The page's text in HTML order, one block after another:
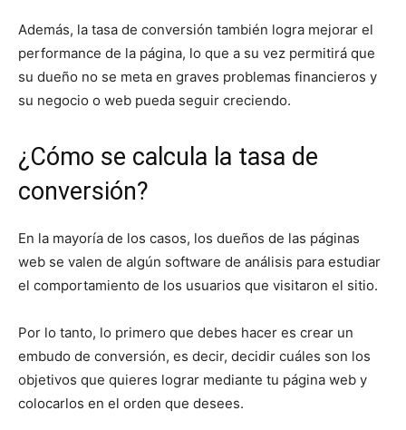
Además, la tasa de conversión también logra mejorar el
performance de la página, lo que a su vez permitirá que
su dueño no se meta en graves problemas financieros y
su negocio o web pueda seguir creciendo.
¿Cómo se calcula la tasa de
conversión?
En la mayoría de los casos, los dueños de las páginas
web se valen de algún software de análisis para estudiar
el comportamiento de los usuarios que visitaron el sitio.
Por lo tanto, lo primero que debes hacer es crear un
embudo de conversión, es decir, decidir cuáles son los
objetivos que quieres lograr mediante tu página web y
colocarlos en el orden que desees.